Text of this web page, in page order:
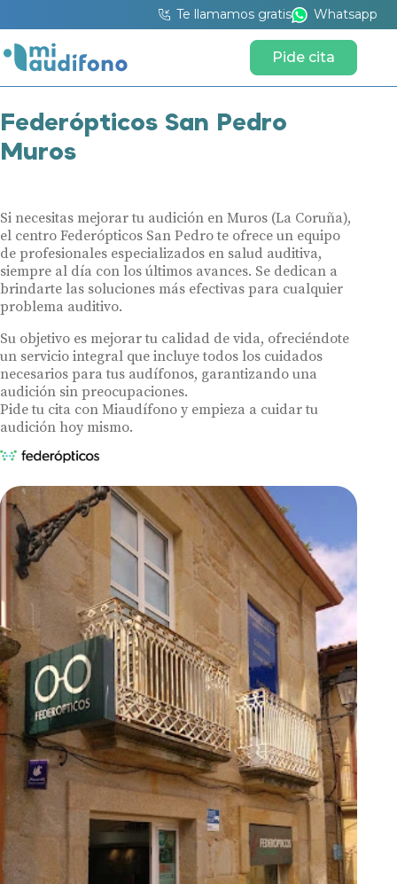
Te llamamos gratis Whatsapp
Pide cita
Federópticos San Pedro
Muros
Si necesitas mejorar tu audición en Muros (La Coruña),
el centro Federópticos San Pedro te ofrece un equipo
de profesionales especializados en salud auditiva,
siempre al día con los últimos avances. Se dedican a
brindarte las soluciones más efectivas para cualquier
problema auditivo.
Su objetivo es mejorar tu calidad de vida, ofreciéndote
un servicio integral que incluye todos los cuidados
necesarios para tus audífonos, garantizando una
audición sin preocupaciones.
Pide tu cita con Miaudífono y empieza a cuidar tu
audición hoy mismo.